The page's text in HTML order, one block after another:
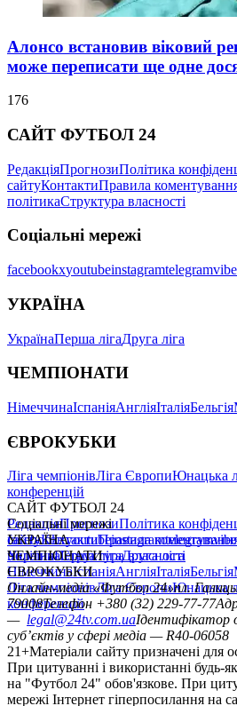
Алонсо встановив віковий
може переписати ще одне
176
САЙТ ФУТБОЛ 24
РедакціяПрогнозиПолітика
сайтуКонтактиПравила
політикаСтруктура власності
Соціальні мережі
facebookxyoutubeinstagramtelegram
УКРАЇНА
УкраїнаПерша лігаДруга ліга
ЧЕМПІОНАТИ
НімеччинаІспаніяАнгліяІталіяБельгія
ЄВРОКУБКИ
Ліга чемпіонівЛіга ЄвропиЮнацька
конференцій
САЙТ ФУТБОЛ 24
РедакціяПрогнозиПолітика
сайтуКонтактиПравила
політикаСтруктура власності
Соціальні мережі
facebookxyoutubeinstagramtelegram
УКРАЇНА
УкраїнаПерша лігаДруга ліга
ЧЕМПІОНАТИ
НімеччинаІспаніяАнгліяІталіяБельгія
ЄВРОКУБКИ
Ліга чемпіонівЛіга ЄвропиЮнацька
конференцій
Онлайн-медіа «Футбол 24»пл.
79008Телефон +380 (32) 229-77-77
— legal@24tv.com.uaІдентифікатор
суб’єктів у сфері медіа — R40-06058
21+Матеріали сайту призначені для
При цитуванні і використанні будь-
на "Футбол 24" обов'язкове. При
мережі Інтернет гіперпосилання на